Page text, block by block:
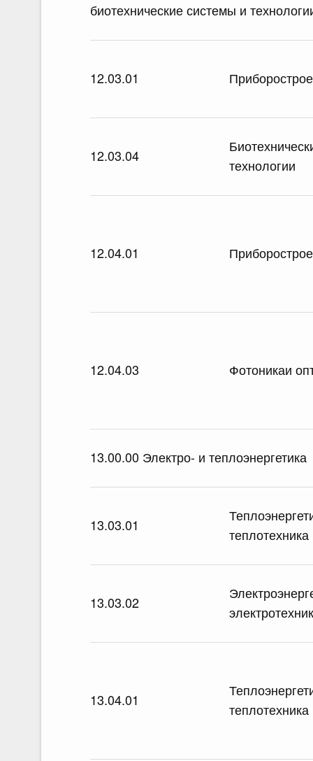
биотехнические системы и
12.03.01
12.03.04
технологии
12.04.01
12.04.03 Фотоникаи
13.00.00 Электро- и теплоэнергетика
13.03.01
теплотехника
13.03.02
13.04.01
теплотехника